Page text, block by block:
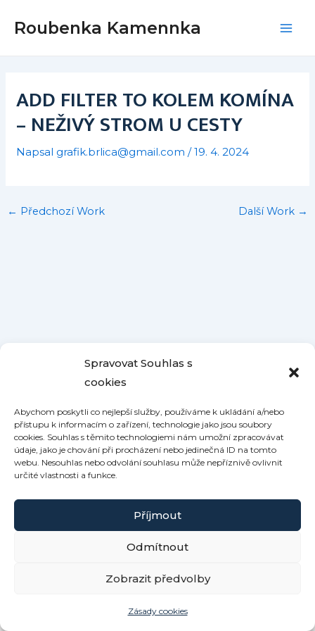
Spravovat Souhlas s
cookies
Abychom poskytli co nejlepší služby, používáme k ukládání a/nebo
přístupu k informacím o zařízení, technologie jako jsou soubory
cookies. Souhlas s těmito technologiemi nám umožní zpracovávat
údaje, jako je chování při procházení nebo jedinečná ID na tomto
webu. Nesouhlas nebo odvolání souhlasu může nepříznivě ovlivnit
určité vlastnosti a funkce.
Příjmout
Odmítnout
Zobrazit předvolby
Zásady cookies
Roubenka Kamennka
ADD FILTER TO KOLEM KOMÍNA
– NEŽIVÝ STROM U CESTY
Napsal grafik.brlica@gmail.com/19. 4. 2024
navigation
← Předchozí Work Další Work →
Šablona Astra WordPress